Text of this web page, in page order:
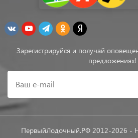
Зарегистрируйся и получай
предложениях!
Ваш e-mail
ПервыйЛодочный.РФ 2012-2026 -